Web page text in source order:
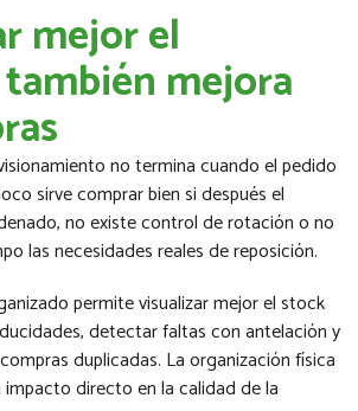
mejor el
mejora
no termina cuando el pedido
sirve comprar bien si después el
no existe control de rotación o no
las necesidades reales de reposición.
permite visualizar mejor el stock
detectar faltas con antelación y
duplicadas. La organización física
directo en la calidad de la